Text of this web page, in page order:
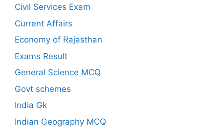
Civil Services Exam
Current Affairs
Economy of Rajasthan
Exams Result
General Science MCQ
Govt schemes
India Gk
Indian Geography MCQ